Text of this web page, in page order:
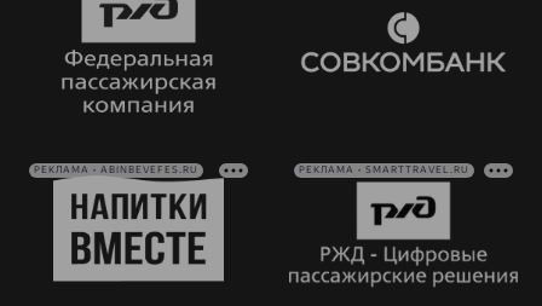
РЕКЛАМА • ABINBEVEFES.RU РЕКЛАМА • SMARTTRAVEL.RU